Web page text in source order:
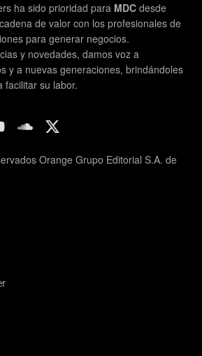
ha sido prioridad para MDC desde
de valor con los profesionales de
para generar negocios.
y novedades, damos voz a
y a nuevas generaciones, brindándoles
facilitar su labor.
Orange Grupo Editorial S.A. de